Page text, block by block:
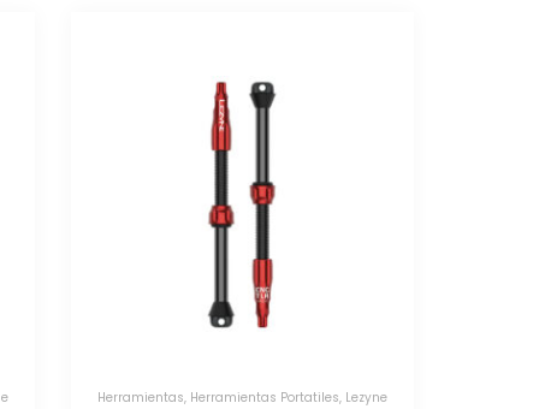
Herramientas,Herramientas Portatiles